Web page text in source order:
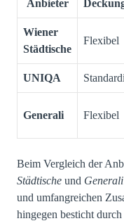
Anbieter
Wiener
Städtische
Flexibel
UNIQA
Generali Flexibel
Beim Vergleich der
Städtische und Generali
und umfangreichen
hingegen besticht